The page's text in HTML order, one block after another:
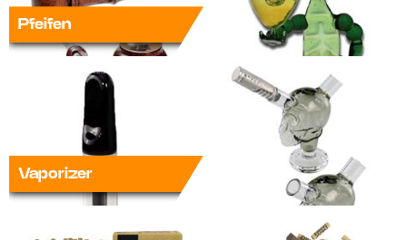
Pfeifen
Vaporizer